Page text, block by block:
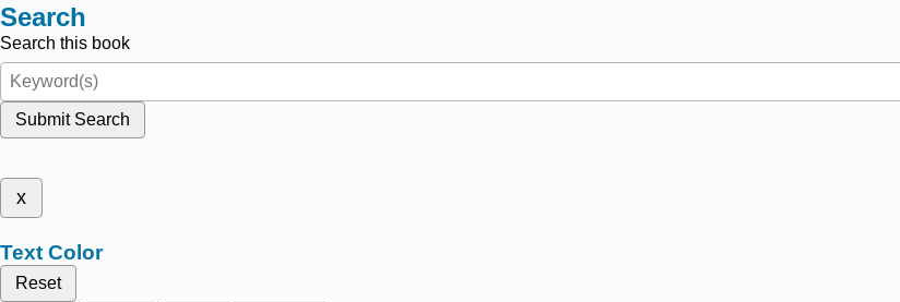
Search
Search this book
Submit Search
x
Text Color
Reset